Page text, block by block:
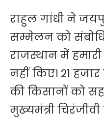
राहुल गांधी ने
सम्मेलन को
राजस्थान में
नहीं किए। 21
की किसानों को
मुख्यमंत्री